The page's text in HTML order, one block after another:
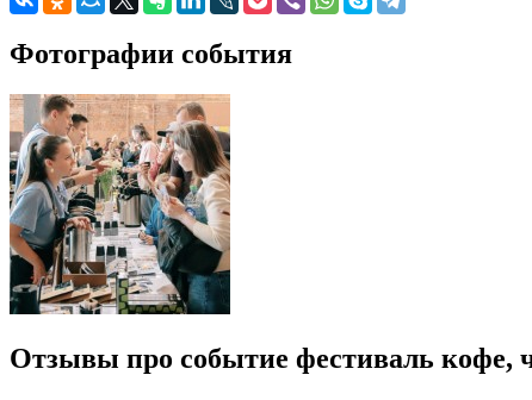
Фотографии события
Отзывы про событие фестиваль кофе,